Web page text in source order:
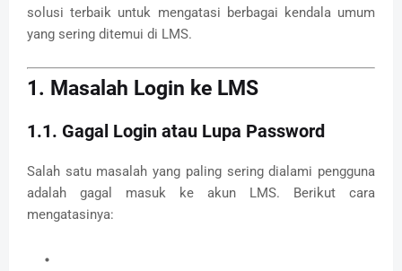
solusi terbaik untuk mengatasi berbagai kendala umum
yang sering ditemui di LMS.
1. Masalah Login ke LMS
1.1. Gagal Login atau Lupa Password
Salah satu masalah yang paling sering dialami pengguna
adalah gagal masuk ke akun LMS. Berikut cara
mengatasinya: